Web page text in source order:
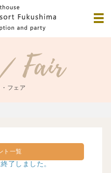
フェア
ト一覧
了しました。